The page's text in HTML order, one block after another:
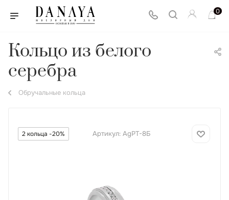
0
Кольцо из белого
серебра
Обручальные кольца
2 кольца -20% Артикул: AgPT-8Б